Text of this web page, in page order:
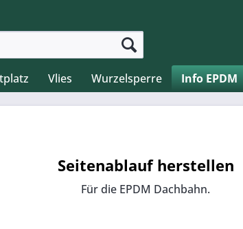
Vlies Wurzelsperre Info EPDM
Seitenablauf herstellen
Für die EPDM Dachbahn.